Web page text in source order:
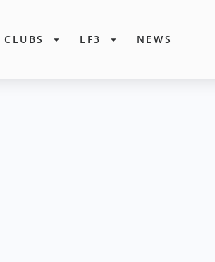
CLUBS LF3 NEWS